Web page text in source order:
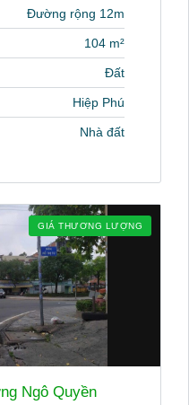
Đường rộng 12m
104 m²
Đất
Hiệp Phú
Nhà đất
GIÁ THƯƠNG LƯỢNG
Ngô Quyền